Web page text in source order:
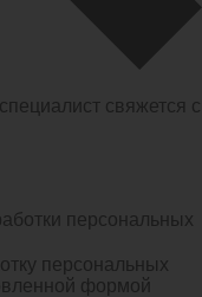
свяжется с
персональных
персональных
формой